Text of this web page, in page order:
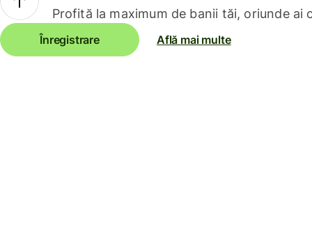
Profită la maximum de banii tăi, oriunde ai
Înregistrare Află mai multe